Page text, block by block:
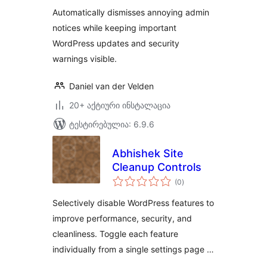
Automatically dismisses annoying admin
notices while keeping important
WordPress updates and security
warnings visible.
Daniel van der Velden
20+ აქტიური ინსტალაცია
ტესტირებულია: 6.9.6
Abhishek Site
Cleanup Controls
(0საერთო
რეიტინგი
)
Selectively disable WordPress features to
improve performance, security, and
cleanliness. Toggle each feature
individually from a single settings page …